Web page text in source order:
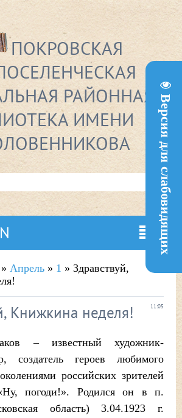
Версия для слабовидящих
ПОКРОВСКАЯ
РАЙОННАЯ
ИМЕНИ
» Апрель » 1 » Здравствуй,
11:05
Книжкина неделя!
– известный художник-
создатель героев любимого
российских зрителей
погоди!». Родился он в п.
область) 3.04.1923 г.